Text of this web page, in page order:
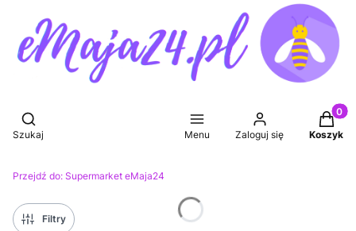
Otwórz wyszukiwarkę
Szukaj Menu Zaloguj się Koszyk
Przejdź do: Supermarket eMaja24
Filtry